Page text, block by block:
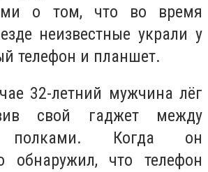
о том, что во время
неизвестные украли у
телефон и планшет.
32-летний мужчина лёг
свой гаджет между
полками. Когда он
обнаружил, что телефон